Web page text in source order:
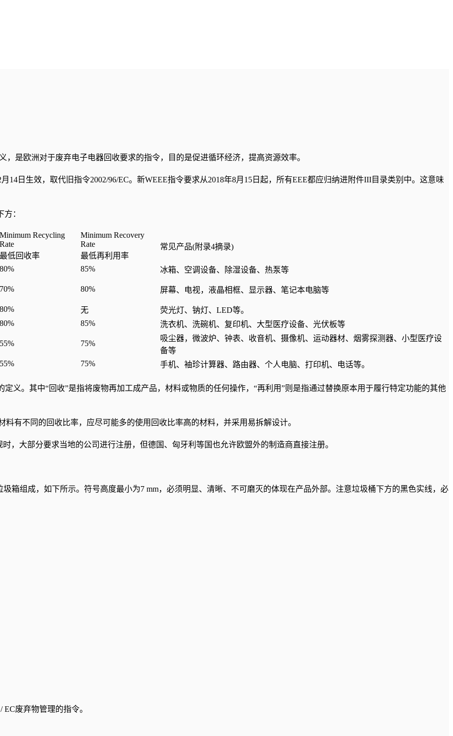
义，是欧洲对于废弃电子电器回收要求的指令，目的是促进循环经济，提高资源效率。
14日生效，取代旧指令2002/96/EC。新WEEE指令要求从2018年8月15日起，所有EEE都应归纳进附件III目录类别中。这意味
：
Minimum Recycling
Rate
最低回收率
Minimum Recovery
Rate
最低再利用率
常见产品(附录4摘录)
80% 85% 冰箱、空调设备、除湿设备、热泵等
70% 80% 屏幕、电视，液晶相框、显示器、笔记本电脑等
80% 无
荧光灯、钠灯、LED等。
80% 85% 洗衣机、洗碗机、复印机、大型医疗设备、光伏板等
55% 75%
吸尘器，微波炉、钟表、收音机、摄像机、运动器材、烟雾探测器、小型医疗设
备等
55% 75% 手机、袖珍计算器、路由器、个人电脑、打印机、电话等。
定义。其中“回收”是指将废物再加工成产品，材料或物质的任何操作，“再利用”则是指通过替换原本用于履行特定功能的其他
有不同的回收比率，应尽可能多的使用回收比率高的材料，并采用易拆解设计。
，大部分要求当地的公司进行注册，但德国、匈牙利等国也允许欧盟外的制造商直接注册。
箱组成，如下所示。符号高度最小为7 mm，必须明显、清晰、不可磨灭的体现在产品外部。注意垃圾桶下方的黑色实线，必
废弃物管理的指令。